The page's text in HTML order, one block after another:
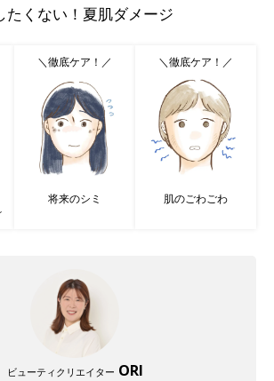
たくない！夏肌ダメージ
＼徹底ケア！／
将来のシミ
＼徹底ケア！／
肌のごわごわ
ビューティクリエイター ORI